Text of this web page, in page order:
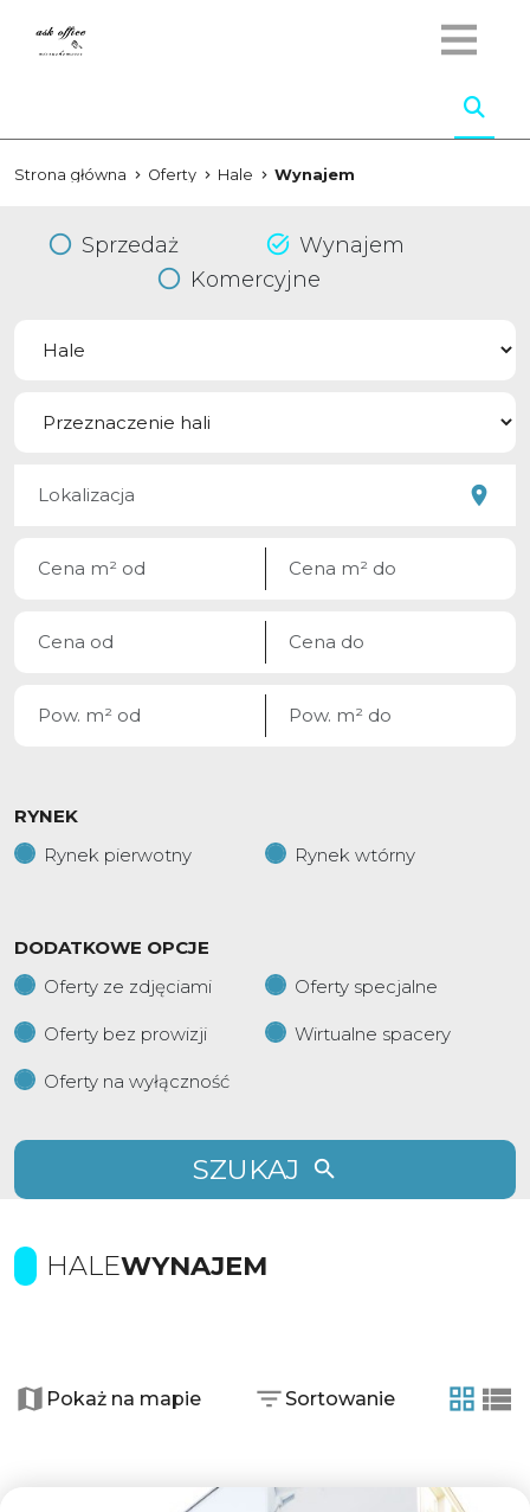
Strona główna Oferty Hale Wynajem
Sprzedaż
Wynajem
Komercyjne
RYNEK
Rynek pierwotny
Rynek wtórny
DODATKOWE OPCJE
Oferty ze zdjęciami
Oferty specjalne
Oferty bez prowizji Wirtualne spacery
Oferty na wyłączność
SZUKAJ
HALEWYNAJEM
−Pokaż na mapie Sortowanie
tabela